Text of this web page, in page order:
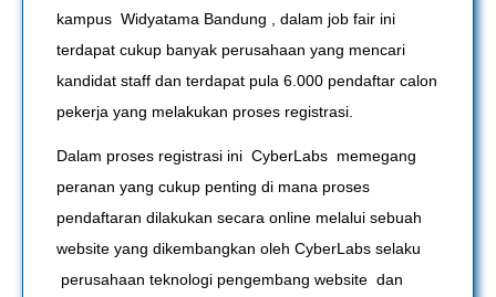
kampus Widyatama Bandung , dalam job fair ini
terdapat cukup banyak perusahaan yang mencari
kandidat staff dan terdapat pula 6.000 pendaftar calon
pekerja yang melakukan proses registrasi.
Dalam proses registrasi ini CyberLabs memegang
peranan yang cukup penting di mana proses
pendaftaran dilakukan secara online melalui sebuah
website yang dikembangkan oleh CyberLabs selaku
perusahaan teknologi pengembang website dan